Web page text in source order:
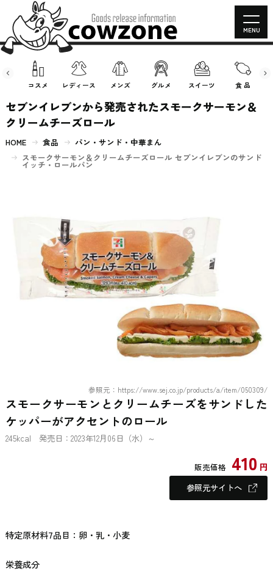
コスメ レディース メンズ グルメ スイーツ 食 品
MENU
セブンイレブンから発売されたスモークサーモン＆
クリームチーズロール
HOME 食品
パン・サンド・中華まん
スモークサーモン＆クリームチーズロール セブンイレブンのサンド
イッチ・ロールパン
参照元：https://www.sej.co.jp/products/a/item/050309/
スモークサーモンとクリームチーズをサンドした
ケッパーがアクセントのロール
245kcal 発売日：2023年12月06日（水）～
販売価格 410 円
参照元サイトへ
特定原材料7品目：卵・乳・小麦
栄養成分